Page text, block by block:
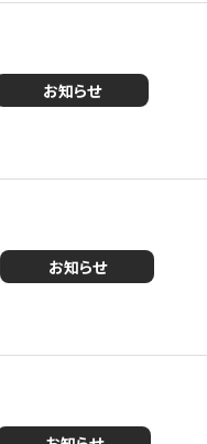
お知らせ
お知らせ